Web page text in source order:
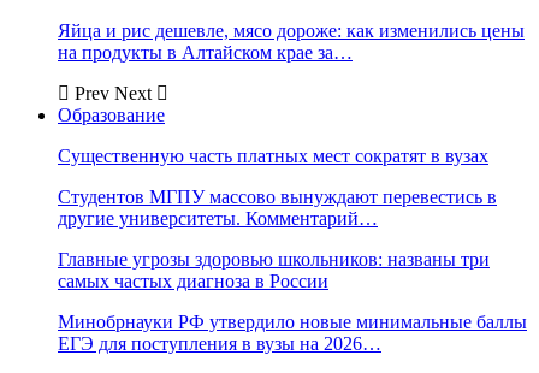
Яйца и рис дешевле, мясо дороже: как изменились цены
на продукты в Алтайском крае за…
Prev Next
Образование
Существенную часть платных мест сократят в вузах
Студентов МГПУ массово вынуждают перевестись в
другие университеты. Комментарий…
Главные угрозы здоровью школьников: названы три
самых частых диагноза в России
Минобрнауки РФ утвердило новые минимальные баллы
ЕГЭ для поступления в вузы на 2026…